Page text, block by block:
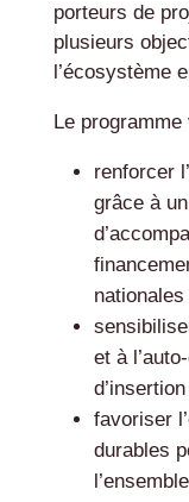
porteurs de
plusieurs
l’écosystème
Le
renforcer
grâce à
et à
favoriser
durables